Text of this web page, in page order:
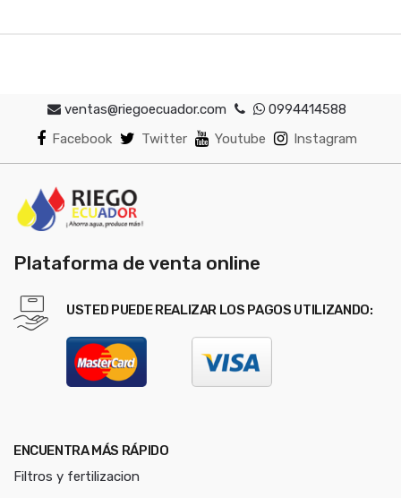
ventas@riegoecuador.com
0994414588
Facebook
Twitter Youtube Instagram
Plataforma de venta online
USTED PUEDE REALIZAR LOS PAGOS UTILIZANDO:
ENCUENTRA MÁS RÁPIDO
Filtros y fertilizacion